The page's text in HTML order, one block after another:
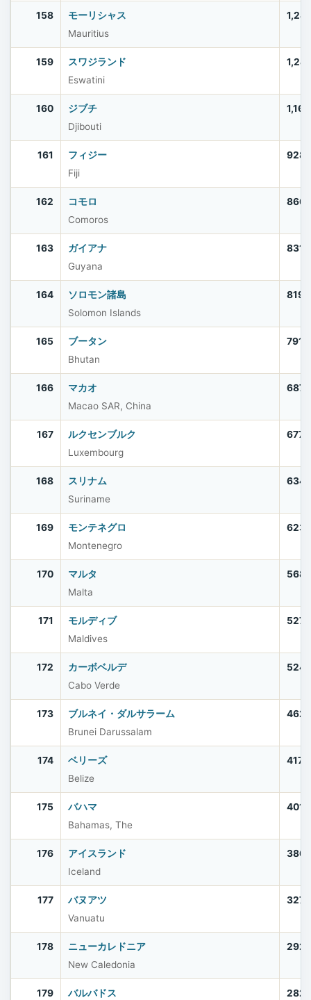
158
モーリシャス
Mauritius
159
スワジランド
Eswatini
160
ジブチ
Djibouti
161
フィジー
Fiji
162
コモロ
Comoros
163
ガイアナ
Guyana
164
ソロモン諸島
Solomon Islands
165
ブータン
Bhutan
166
マカオ
Macao SAR, China
167
ルクセンブルク
Luxembourg
168
スリナム
Suriname
169
モンテネグロ
Montenegro
170
マルタ
Malta
171
モルディブ
Maldives
172
カーボベルデ
Cabo Verde
173
ブルネイ・ダルサラーム
Brunei Darussalam
174
ベリーズ
Belize
175
バハマ
Bahamas, The
176
アイスランド
Iceland
177
バヌアツ
Vanuatu
178
ニューカレドニア
New Caledonia
179
バルバドス